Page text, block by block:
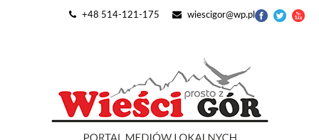
+48 514-121-175 wiescigor@wp.pl